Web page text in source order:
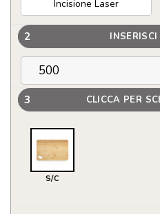
Incisione Laser
2
3 CLICCA PER
S/C